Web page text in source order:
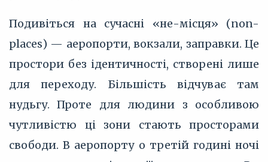
Подивіться на сучасні «не-місця» (non-
places) — аеропорти, вокзали, заправки. Це
простори без ідентичності, створені лише
для переходу. Більшість відчуває там
нудьгу. Проте для людини з особливою
чутливістю ці зони стають просторами
свободи. В аеропорту о третій годині ночі